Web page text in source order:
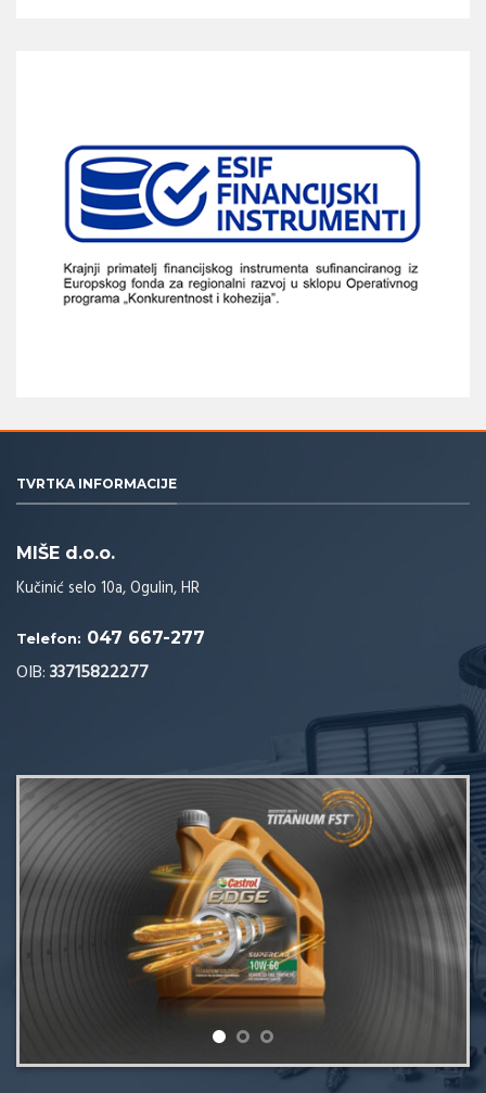
TVRTKA INFORMACIJE
MIŠE d.o.o.
Kučinić selo 10a, Ogulin, HR
Telefon: 047 667-277
OIB:33715822277